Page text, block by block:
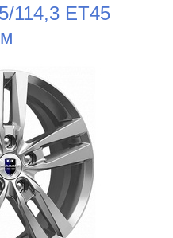
114,3 ET45